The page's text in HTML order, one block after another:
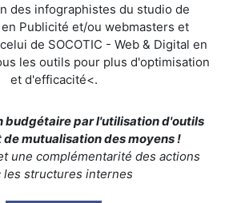
des infographistes du studio de
Publicité et/ou webmasters et
de SOCOTIC - Web & Digital en
les outils pour plus d'optimisation
et d'efficacité<.
budgétaire par l'utilisation d'outils
mutualisation des moyens !
une complémentarité des actions
les structures internes